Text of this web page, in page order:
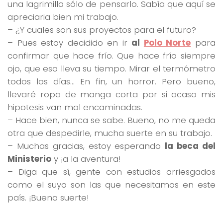
una lagrimilla sólo de pensarlo. Sabía que aquí se
apreciaria bien mi trabajo.
– ¿Y cuales son sus proyectos para el futuro?
– Pues estoy decidido en ir al Polo Norte para
confirmar que hace frío. Que hace frío siempre
ojo, que eso lleva su tiempo. Mirar el termómetro
todos los días… En fin, un horror. Pero bueno,
llevaré ropa de manga corta por si acaso mis
hipotesis van mal encaminadas.
– Hace bien, nunca se sabe. Bueno, no me queda
otra que despedirle, mucha suerte en su trabajo.
– Muchas gracias, estoy esperando la beca del
Ministerio y ¡a la aventura!
– Diga que sí, gente con estudios arriesgados
como el suyo son las que necesitamos en este
país. ¡Buena suerte!